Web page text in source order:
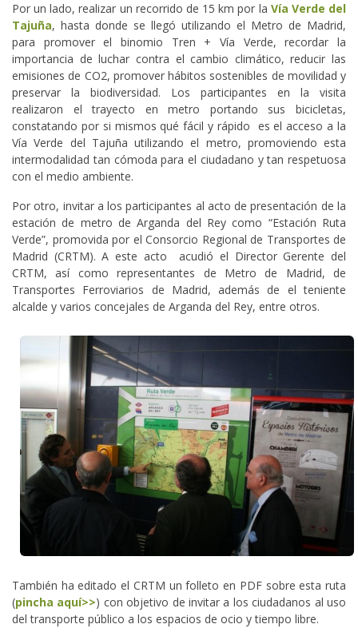
Por un lado, realizar un recorrido de 15 km por la Vía Verde del
Tajuña, hasta donde se llegó utilizando el Metro de Madrid,
para promover el binomio Tren + Vía Verde, recordar la
importancia de luchar contra el cambio climático, reducir las
emisiones de CO2, promover hábitos sostenibles de movilidad y
preservar la biodiversidad. Los participantes en la visita
realizaron el trayecto en metro portando sus bicicletas,
constatando por si mismos qué fácil y rápido es el acceso a la
Vía Verde del Tajuña utilizando el metro, promoviendo esta
intermodalidad tan cómoda para el ciudadano y tan respetuosa
con el medio ambiente.
Por otro, invitar a los participantes al acto de presentación de la
estación de metro de Arganda del Rey como “Estación Ruta
Verde”, promovida por el Consorcio Regional de Transportes de
Madrid (CRTM). A este acto acudió el Director Gerente del
CRTM, así como representantes de Metro de Madrid, de
Transportes Ferroviarios de Madrid, además de el teniente
alcalde y varios concejales de Arganda del Rey, entre otros.
También ha editado el CRTM un folleto en PDF sobre esta ruta
(pincha aquí>>) con objetivo de invitar a los ciudadanos al uso
del transporte público a los espacios de ocio y tiempo libre.